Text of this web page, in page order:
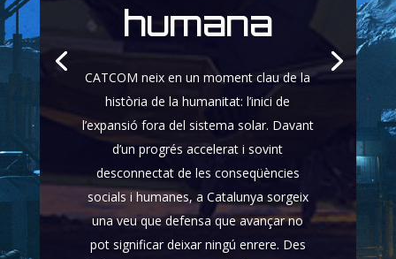
humana
CATCOM neix en un moment clau de la
història de la humanitat: l’inici de
l’expansió fora del sistema solar. Davant
d’un progrés accelerat i sovint
desconnectat de les conseqüències
socials i humanes, a Catalunya sorgeix
una veu que defensa que avançar no
pot significar deixar ningú enrere. Des